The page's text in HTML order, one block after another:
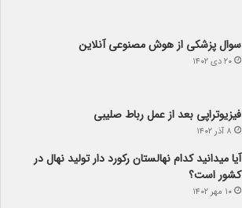
سوال پزشکی از هوش مصنوعی آنلاین
۲۰ دی ۱۴۰۲
فیزیوتراپی بعد از عمل رباط صلیبی
۸ آذر ۱۴۰۲
آیا می­دانید کدام نهالستان رکورد دار تولید نهال­ در
کشور است؟
۱۰ مهر ۱۴۰۲